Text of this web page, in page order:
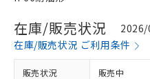
在庫/販売状況
2026/
在庫/販売状況 ご利用条件
販売状況 販売中